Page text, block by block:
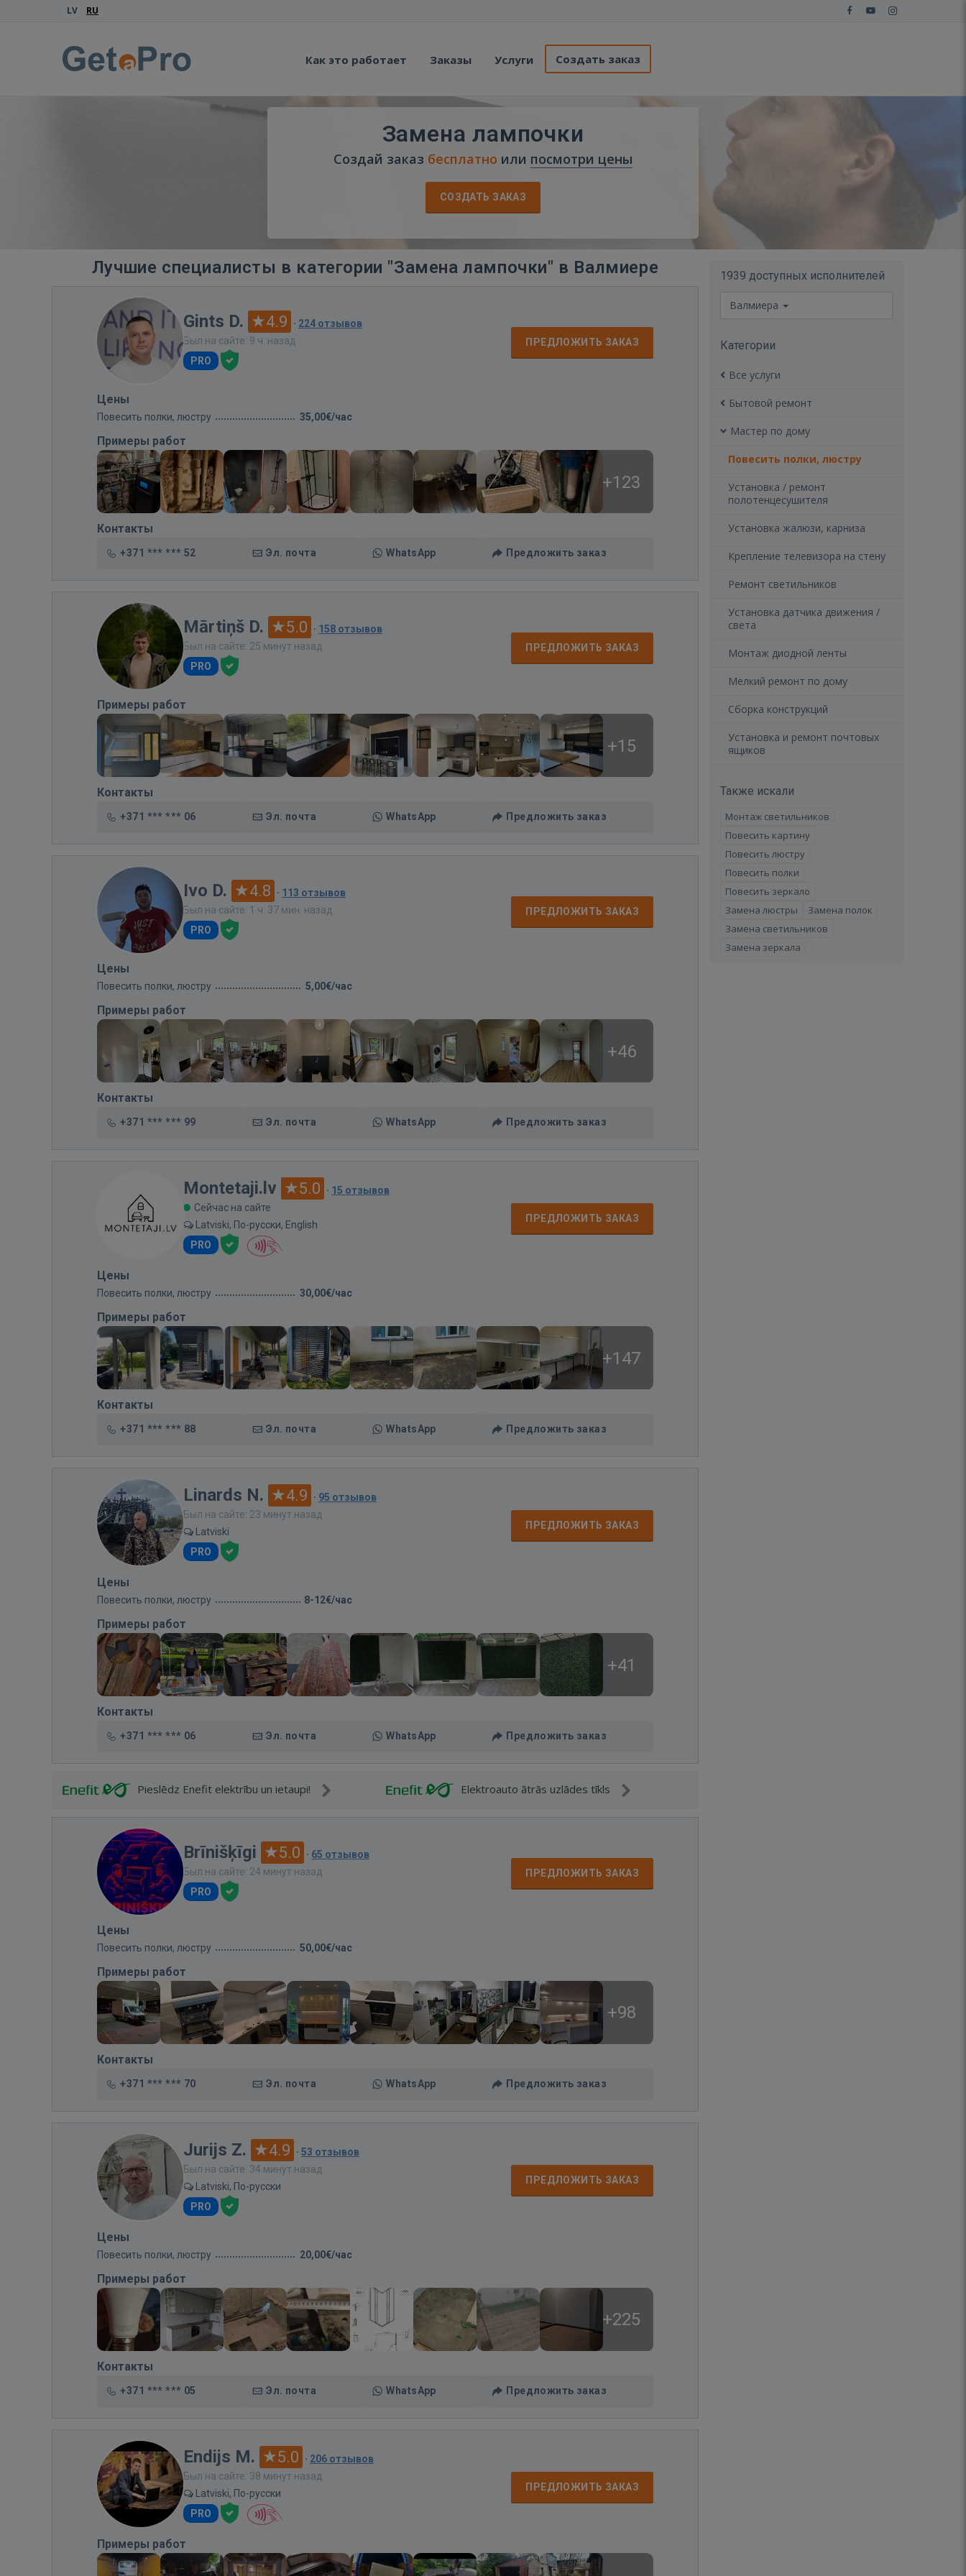
LV RU
Как это работает Заказы Услуги Создать заказ
Замена лампочки
Создай заказ бесплатно или посмотри цены
СОЗДАТЬ ЗАКАЗ
Лучшие специалисты в категории "Замена лампочки" в Валмиере
Gints D. 4.9 · 224 отзывов
Был на сайте: 9 ч. назад
PRO
ПРЕДЛОЖИТЬ ЗАКАЗ
Цены
Повесить полки, люстру 35,00€/час
Примеры работ
+123
Контакты
+371 *** *** 52 Эл. почта WhatsApp Предложить заказ
Mārtiņš D. 5.0 · 158 отзывов
Был на сайте: 25 минут назад
PRO
ПРЕДЛОЖИТЬ ЗАКАЗ
Примеры работ
+15
Контакты
+371 *** *** 06 Эл. почта WhatsApp Предложить заказ
Ivo D. 4.8 · 113 отзывов
Был на сайте: 1 ч. 37 мин. назад
PRO
ПРЕДЛОЖИТЬ ЗАКАЗ
Цены
Повесить полки, люстру 5,00€/час
Примеры работ
+46
Контакты
+371 *** *** 99 Эл. почта WhatsApp Предложить заказ
Montetaji.lv 5.0 · 15 отзывов
Сейчас на сайте
Latviski, По-русски, English
PRO
ПРЕДЛОЖИТЬ ЗАКАЗ
Цены
Повесить полки, люстру 30,00€/час
Примеры работ
+147
Контакты
+371 *** *** 88 Эл. почта WhatsApp Предложить заказ
Linards N. 4.9 · 95 отзывов
Был на сайте: 23 минут назад
Latviski
PRO
ПРЕДЛОЖИТЬ ЗАКАЗ
Цены
Повесить полки, люстру 8-12€/час
Примеры работ
+41
Контакты
+371 *** *** 06 Эл. почта WhatsApp Предложить заказ
Pieslēdz Enefit elektrību un ietaupi! Elektroauto ātrās uzlādes tīkls
Brīnišķīgi 5.0 · 65 отзывов
Был на сайте: 24 минут назад
PRO
ПРЕДЛОЖИТЬ ЗАКАЗ
Цены
Повесить полки, люстру 50,00€/час
Примеры работ
+98
Контакты
+371 *** *** 70 Эл. почта WhatsApp Предложить заказ
Jurijs Z. 4.9 · 53 отзывов
Был на сайте: 34 минут назад
Latviski, По-русски
PRO
ПРЕДЛОЖИТЬ ЗАКАЗ
Цены
Повесить полки, люстру 20,00€/час
Примеры работ
+225
Контакты
+371 *** *** 05 Эл. почта WhatsApp Предложить заказ
Endijs M. 5.0 · 206 отзывов
Был на сайте: 38 минут назад
Latviski, По-русски
PRO
ПРЕДЛОЖИТЬ ЗАКАЗ
Примеры работ
1939 доступных исполнителей
Валмиера
Категории
Все услуги
Бытовой ремонт
Мастер по дому
Повесить полки, люстру
Установка / ремонт
полотенцесушителя
Установка жалюзи, карниза
Крепление телевизора на стену
Ремонт светильников
Установка датчика движения /
света
Монтаж диодной ленты
Мелкий ремонт по дому
Сборка конструкций
Установка и ремонт почтовых
ящиков
Также искали
Монтаж светильников
Повесить картину
Повесить люстру
Повесить полки
Повесить зеркало
Замена люстры
Замена полок
Замена светильников
Замена зеркала